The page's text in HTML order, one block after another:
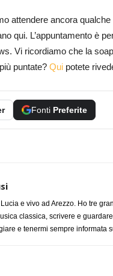
attendere ancora
qui. L’appuntamento è
Vi ricordiamo che la
puntate? Qui potete
Fonti Preferite
e vivo ad Arezzo. Ho tre
classica, scrivere e
e tenermi sempre informata